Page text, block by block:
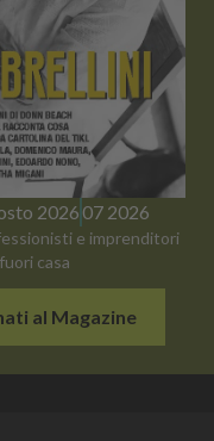
2026 07 2026
e imprenditori
casa
al Magazine